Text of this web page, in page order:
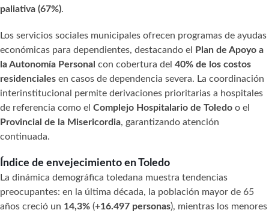
paliativa (67%).
Los servicios sociales municipales ofrecen programas de ayudas
económicas para dependientes, destacando el
Plan de Apoyo a
la Autonomía Personal con cobertura del 40% de los costos
residenciales en casos de dependencia severa. La coordinación
interinstitucional permite derivaciones prioritarias a hospitales
de referencia como el Complejo Hospitalario de Toledo o el
Provincial de la Misericordia, garantizando atención
continuada.
Índice de envejecimiento en Toledo
La dinámica demográfica toledana muestra tendencias
preocupantes: en la última década, la población mayor de 65
años creció un 14,3% (+16.497 personas), mientras los menores